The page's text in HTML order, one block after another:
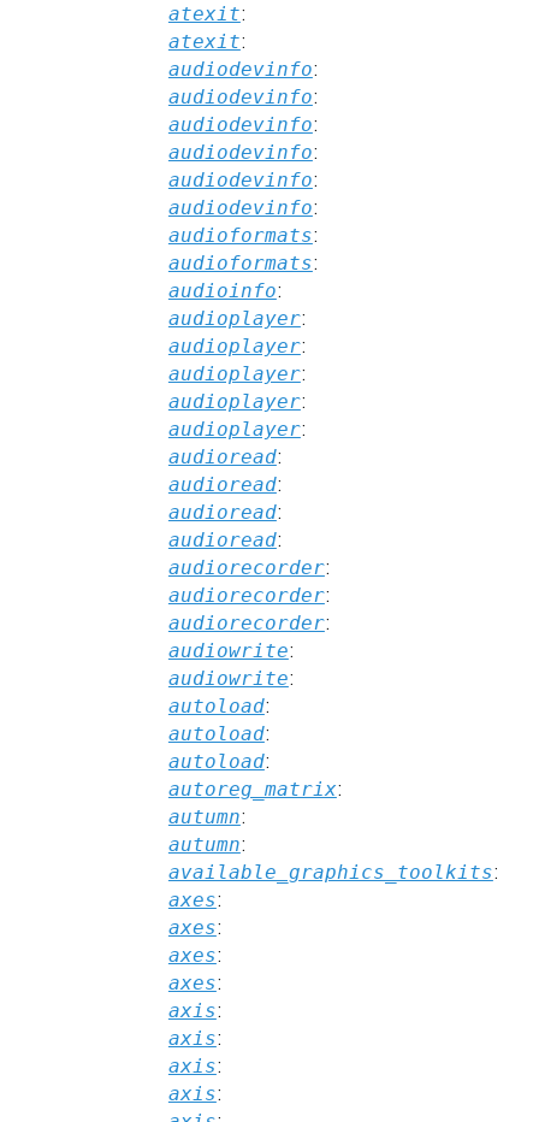
atexit:
atexit:
audiodevinfo:
audiodevinfo:
audiodevinfo:
audiodevinfo:
audiodevinfo:
audiodevinfo:
audioformats:
audioformats:
audioinfo:
audioplayer:
audioplayer:
audioplayer:
audioplayer:
audioplayer:
audioread:
audioread:
audioread:
audioread:
audiorecorder:
audiorecorder:
audiorecorder:
audiowrite:
audiowrite:
autoload:
autoload:
autoload:
autoreg_matrix:
autumn:
autumn:
available_graphics_toolkits:
axes:
axes:
axes:
axes:
axis:
axis:
axis:
axis: